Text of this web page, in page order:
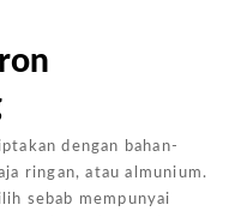
dengan bahan-
ringan, atau almunium.
sebab mempunyai